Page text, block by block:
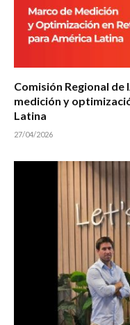
Comisión Regional de
medición y
Latina
27/04/2026